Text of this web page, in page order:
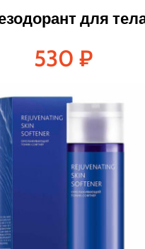
для
530 ₽